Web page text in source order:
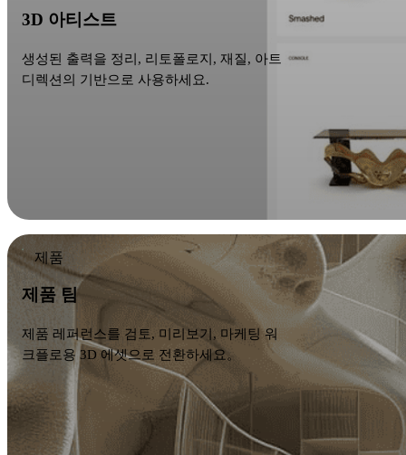
3D 아티스트
생성된 출력을 정리, 리토폴로지, 재질, 아트
디렉션의 기반으로 사용하세요.
제품
제품 팀
제품 레퍼런스를 검토, 미리보기, 마케팅 워
크플로용 3D 에셋으로 전환하세요。